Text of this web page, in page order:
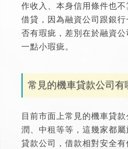
作收入、本身信用條件也
借貸 ，因為融資公司跟銀
否有瑕疵，差別在於融資
一點小瑕疵。
常見的機車貸款公司有
目前市面上常見的機車貸
潤、中租等等，這幾家都
貸款公司，借款相對安全